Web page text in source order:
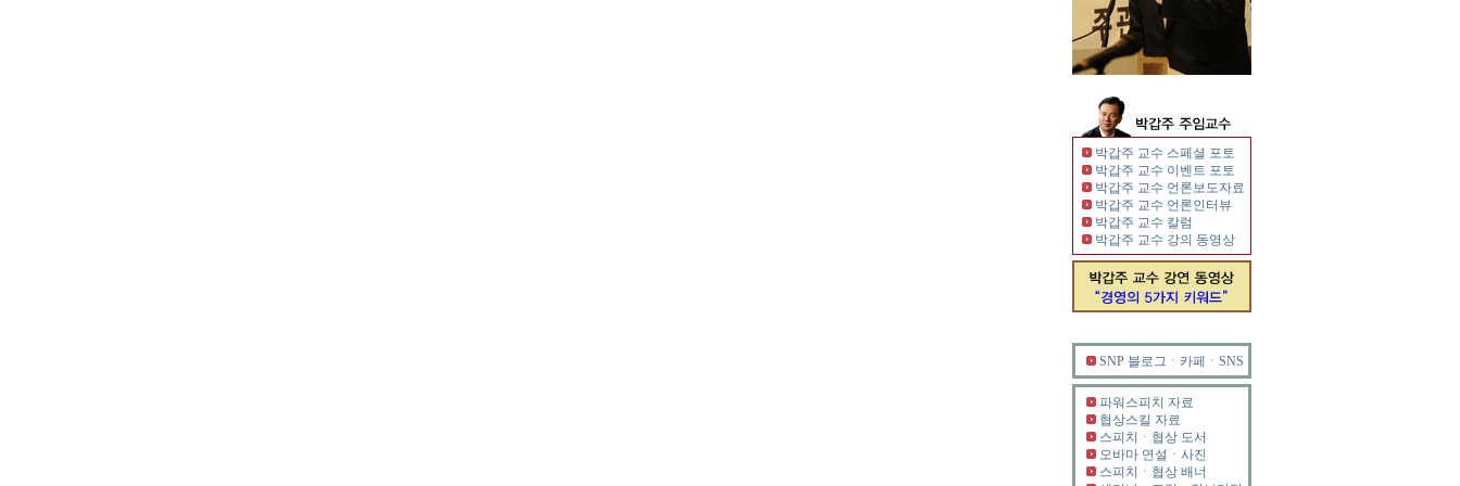
박갑주 교수 스페셜 포토
박갑주 교수 이벤트 포토
박갑주 교수 언론보도자료
박갑주 교수 언론인터뷰
박갑주 교수 칼럼
박갑주 교수 강의 동영상
SNP 블로그ㆍ카페ㆍSNS
파워스피치 자료
협상스킬 자료
스피치ㆍ협상 도서
오바마 연설ㆍ사진
스피치ㆍ협상 배너